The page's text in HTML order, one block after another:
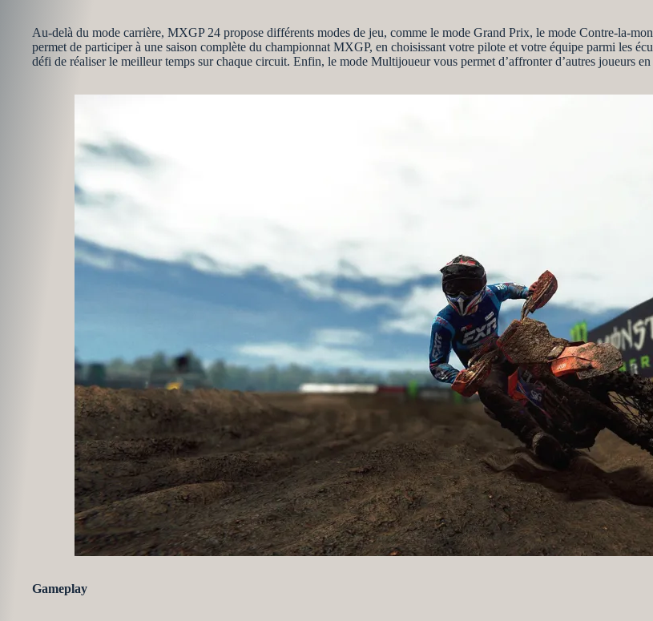
Au-delà du mode carrière, MXGP 24 propose différents modes de jeu, comme le mode Grand Prix, le mode Contre-la-
permet de participer à une saison complète du championnat MXGP, en choisissant votre pilote et votre équipe parmi les
défi de réaliser le meilleur temps sur chaque circuit. Enfin, le mode Multijoueur vous permet d’affronter d’autres joueurs en
Gameplay